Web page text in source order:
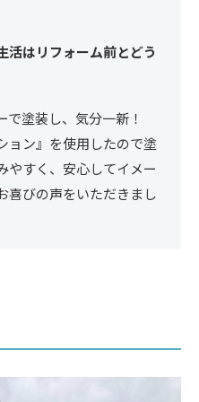
活はリフォーム前とどう
で塗装し、気分一新！
ョン』を使用したので塗
やすく、安心してイメー
喜びの声をいただきまし